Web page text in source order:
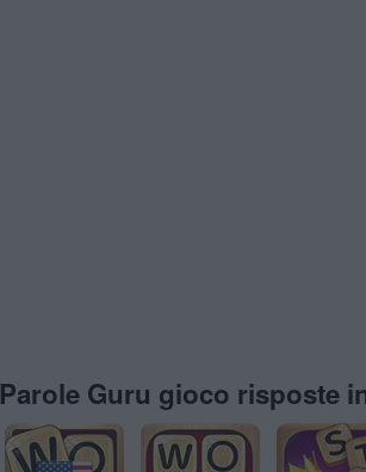
Parole Guru gioco risposte